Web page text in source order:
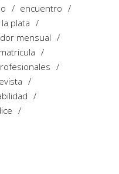
encuentro
plata
mensual
matricula